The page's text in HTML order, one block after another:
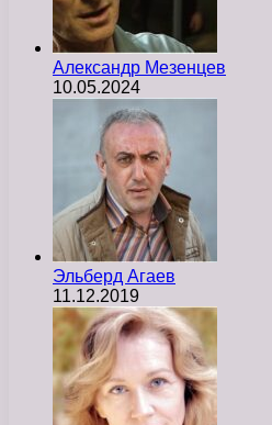
Александр Мезенцев
10.05.2024
Эльберд Агаев
11.12.2019